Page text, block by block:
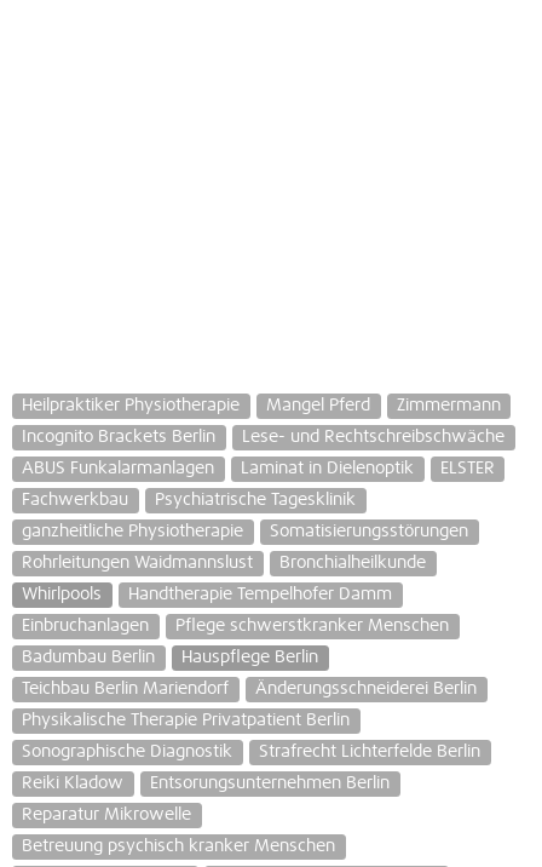
Heilpraktiker Physiotherapie Mangel Pferd
Zimmermann
Incognito Brackets Berlin
Lese- und Rechtschreibschwäche
ABUS Funkalarmanlagen
Laminat in Dielenoptik
ELSTER
Fachwerkbau
Psychiatrische Tagesklinik
ganzheitliche Physiotherapie
Somatisierungsstörungen
Rohrleitungen Waidmannslust
Bronchialheilkunde
Whirlpools
Handtherapie Tempelhofer Damm
Einbruchanlagen
Pflege schwerstkranker Menschen
Badumbau Berlin
Hauspflege Berlin
Teichbau Berlin Mariendorf
Änderungsschneiderei Berlin
Physikalische Therapie Privatpatient Berlin
Sonographische Diagnostik
Strafrecht Lichterfelde Berlin
Reiki Kladow
Entsorungsunternehmen Berlin
Reparatur Mikrowelle
Betreuung psychisch kranker Menschen